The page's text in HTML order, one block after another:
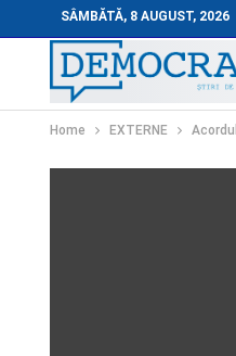
SÂMBĂTĂ, 8 AUGUST, 2026
Home EXTERNE